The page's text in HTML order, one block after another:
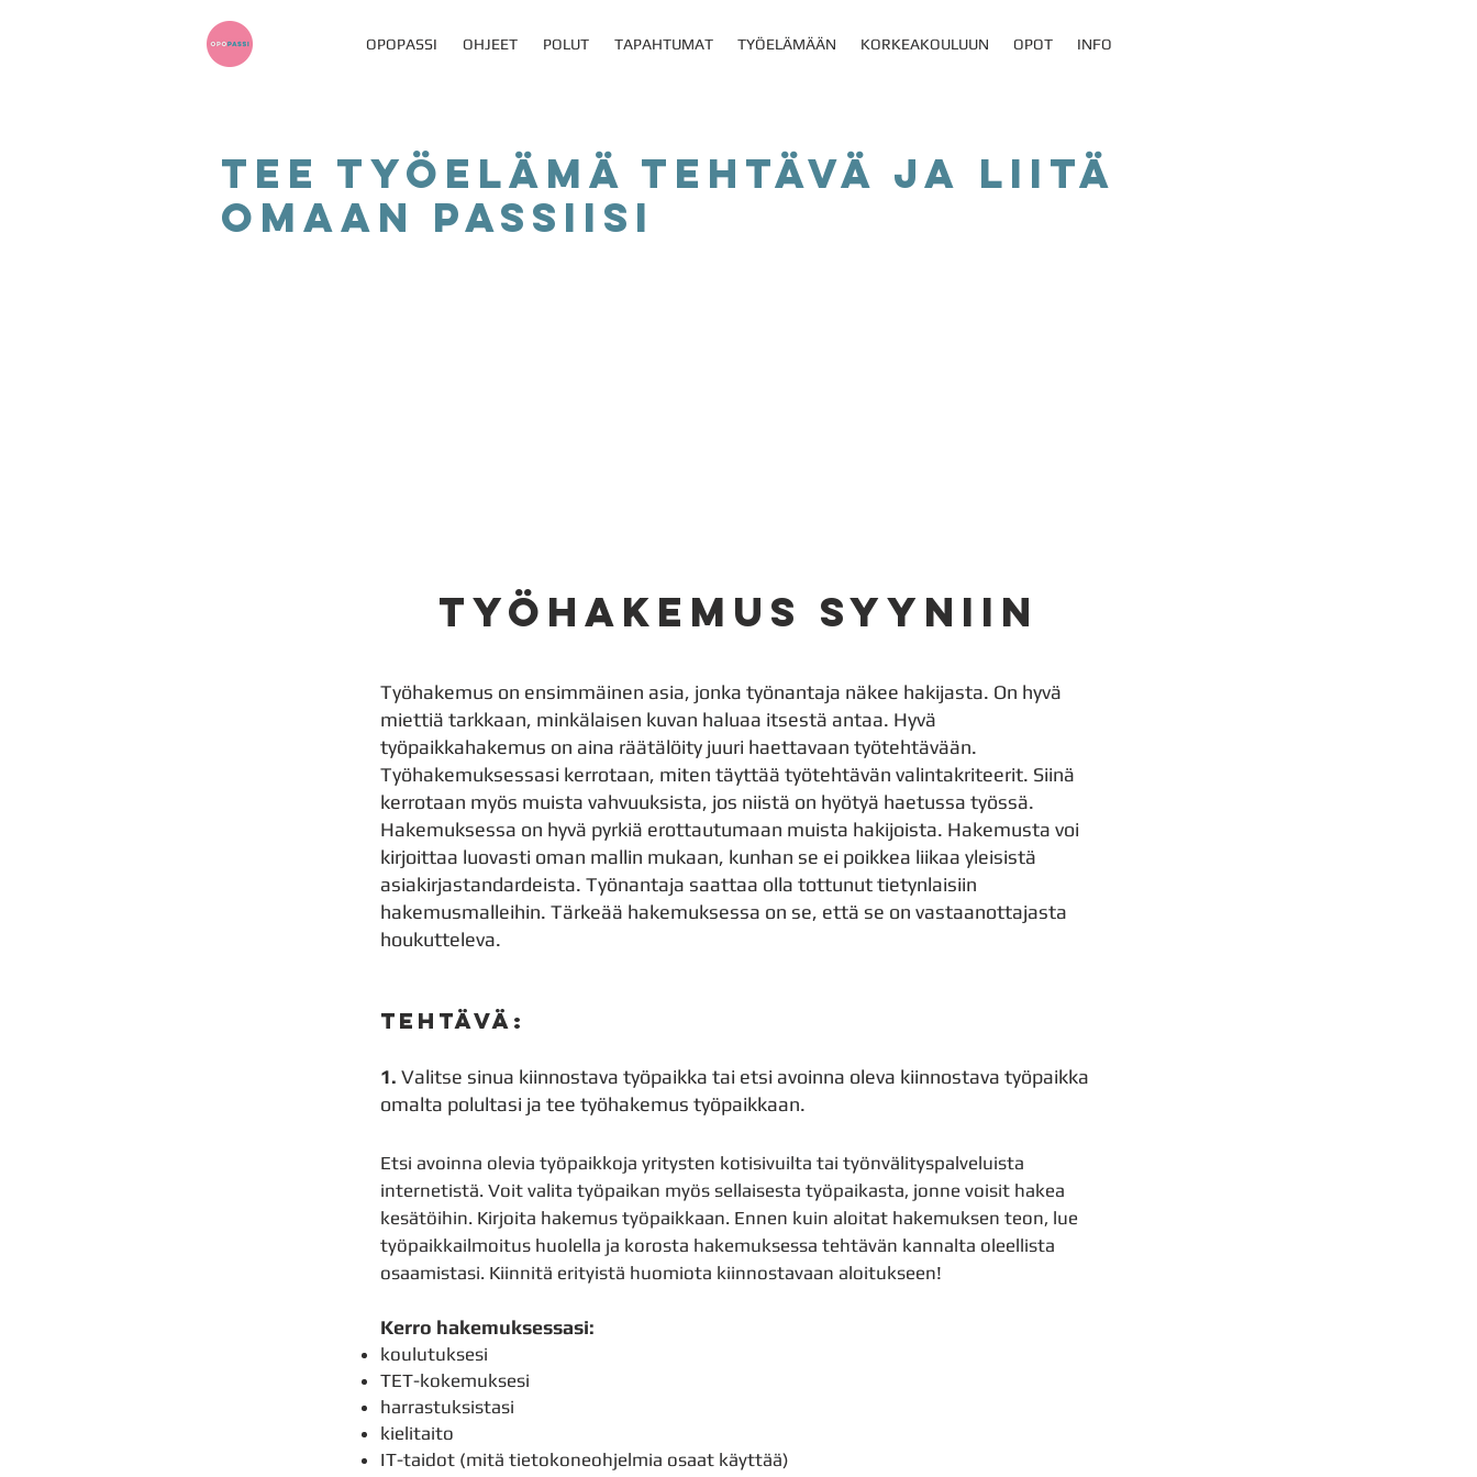
OPOPASSI OHJEET POLUT TAPAHTUMAT TYÖELÄMÄÄN KORKEAKOULUUN OPOT INFO
TEe työelämä tehtävä ja liitä
omaan passiisi
työhakemus syyniin
Työhakemus on ensimmäinen asia, jonka työnantaja näkee hakijasta. On hyvä
miettiä tarkkaan, minkälaisen kuvan haluaa itsestä antaa. Hyvä
työpaikkahakemus on aina räätälöity juuri haettavaan työtehtävään.
Työhakemuksessasi kerrotaan, miten täyttää työtehtävän valintakriteerit. Siinä
kerrotaan myös muista vahvuuksista, jos niistä on hyötyä haetussa työssä.
Hakemuksessa on hyvä pyrkiä erottautumaan muista hakijoista. Hakemusta voi
kirjoittaa luovasti oman mallin mukaan, kunhan se ei poikkea liikaa yleisistä
asiakirjastandardeista. Työnantaja saattaa olla tottunut tietynlaisiin
hakemusmalleihin. Tärkeää hakemuksessa on se, että se on vastaanottajasta
houkutteleva.
TEHTÄVÄ:
1. Valitse sinua kiinnostava työpaikka tai etsi avoinna oleva kiinnostava työpaikka
omalta polultasi ja tee työhakemus työpaikkaan.
Etsi avoinna olevia työpaikkoja yritysten kotisivuilta tai työnvälityspalveluista
internetistä. Voit valita työpaikan myös sellaisesta työpaikasta, jonne voisit hakea
kesätöihin. Kirjoita hakemus työpaikkaan. Ennen kuin aloitat hakemuksen teon, lue
työpaikkailmoitus huolella ja korosta hakemuksessa tehtävän kannalta oleellista
osaamistasi. Kiinnitä erityistä huomiota kiinnostavaan aloitukseen!
Kerro hakemuksessasi:
koulutuksesi
TET-kokemuksesi
harrastuksistasi
kielitaito
IT-taidot (mitä tietokoneohjelmia osaat käyttää)